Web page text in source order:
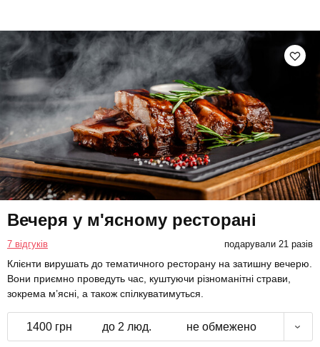
Вечеря у м'ясному ресторані
7 відгуків подарували 21 разів
Клієнти вирушать до тематичного ресторану на затишну вечерю.
Вони приємно проведуть час, куштуючи різноманітні страви,
зокрема м’ясні, а також спілкуватимуться.
1400 грн до 2 люд. не обмежено